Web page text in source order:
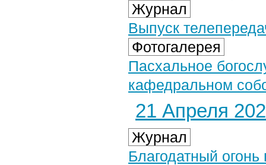
Журнал
Выпуск
Фотогалерея
Пасхальное
кафедральном
21 Апреля
Журнал
Благодатный